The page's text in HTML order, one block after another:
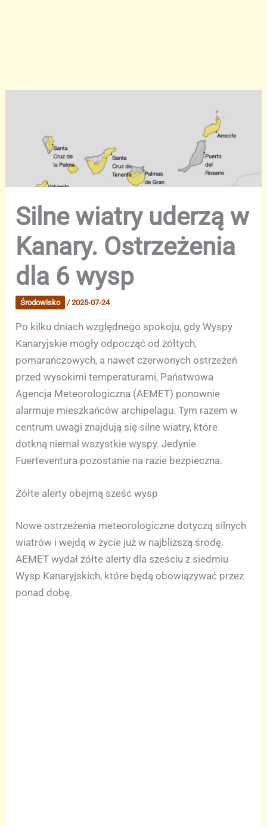
Silne wiatry uderzą w
Kanary. Ostrzeżenia
dla 6 wysp
Środowisko /2025-07-24
Po kilku dniach względnego spokoju, gdy Wyspy
Kanaryjskie mogły odpocząć od żółtych,
pomarańczowych, a nawet czerwonych ostrzeżeń
przed wysokimi temperaturami, Państwowa
Agencja Meteorologiczna (AEMET) ponownie
alarmuje mieszkańców archipelagu. Tym razem w
centrum uwagi znajdują się silne wiatry, które
dotkną niemal wszystkie wyspy. Jedynie
Fuerteventura pozostanie na razie bezpieczna.
Żółte alerty obejmą sześć wysp
Nowe ostrzeżenia meteorologiczne dotyczą silnych
wiatrów i wejdą w życie już w najbliższą środę.
AEMET wydał żółte alerty dla sześciu z siedmiu
Wysp Kanaryjskich, które będą obowiązywać przez
ponad dobę.